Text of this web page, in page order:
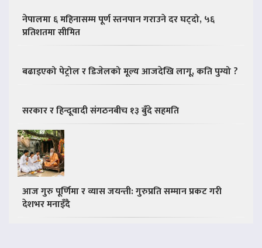
नेपालमा ६ महिनासम्म पूर्ण स्तनपान गराउने दर घट्दो, ५६
प्रतिशतमा सीमित
बढाइएको पेट्रोल र डिजेलको मूल्य आजदेखि लागू, कति पुग्यो ?
सरकार र हिन्दूवादी संगठनबीच १३ बुँदे सहमति
आज गुरु पूर्णिमा र व्यास जयन्ती: गुरुप्रति सम्मान प्रकट गरी
देशभर मनाइँदै